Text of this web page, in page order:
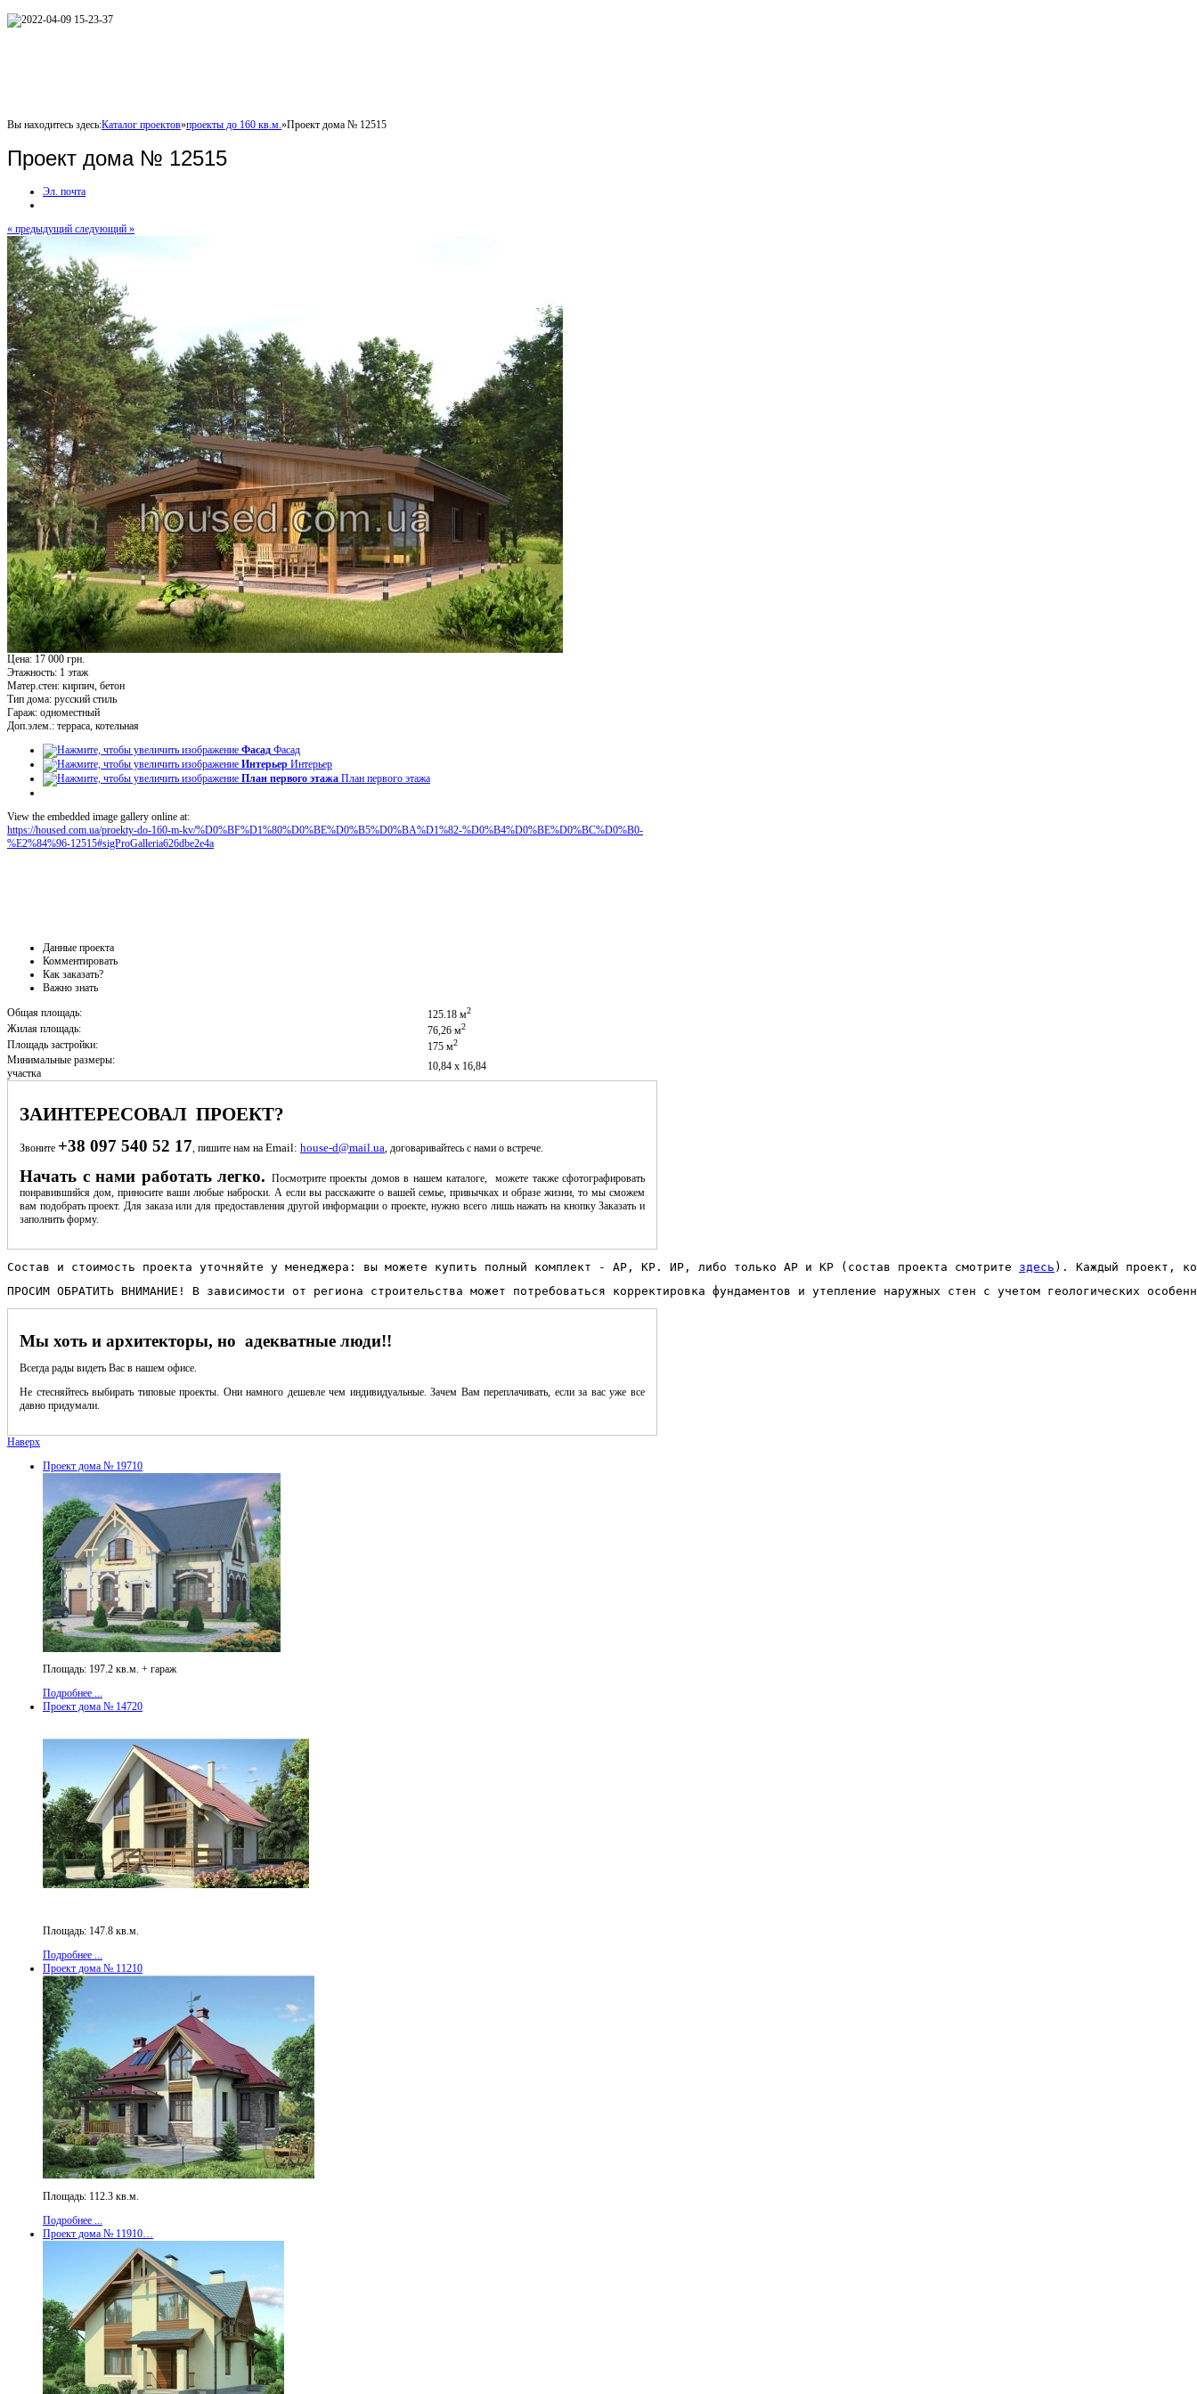
Вы находитесь здесь:Каталог проектов»проекты до 160 кв.м. »Проект дома № 12515
Проект дома № 12515
Эл. почта
« предыдущий следующий »
Цена: 17 000 грн.
Этажность: 1 этаж
Матер.стен: кирпич, бетон
Тип дома: русский стиль
Гараж: одноместный
Доп.элем.: терраса, котельная
Фасад Фасад
Интерьер Интерьер
План первого этажа План первого этажа
View the embedded image gallery online at:
https://housed.com.ua/proekty-do-160-m-kv/%D0%BF%D1%80%D0%BE%D0%B5%D0%BA%D1%82-%D0%B4%D0%BE%D0%BC%D0%B0-
%E2%84%96-12515#sigProGalleria626dbe2e4a
Данные проекта
Комментировать
Как заказать?
Важно знать
Общая площадь:
125.18 м2
Жилая площадь: 76,26 м2
Площадь застройки: 175 м2
Минимальные размеры:
участка
10,84 х 16,84
ЗАИНТЕРЕСОВАЛ ПРОЕКТ?
Звоните +38 097 540 52 17 , пишите нам на Email: house-d@mail.ua , договаривайтесь с нами о встрече.
Начать с нами работать легко. Посмотрите проекты домов в нашем каталоге, можете также сфотографировать
понравившийся дом, приносите ваши любые наброски. А если вы расскажите о вашей семье, привычках и образе жизни, то мы сможем
вам подобрать проект. Для заказа или для предоставления другой информации о проекте, нужно всего лишь нажать на кнопку Заказать и
заполнить форму.
Состав и стоимость проекта уточняйте у менеджера: вы можете купить полный комплект - АР, КР. ИР, либо только АР и КР (состав проекта смотрите здесь ). Каждый проект,
ПРОСИМ ОБРАТИТЬ ВНИМАНИЕ! В зависимости от региона строительства может потребоваться корректировка фундаментов и утепление наружных стен с учетом геологических
Мы хоть и архитекторы, но адекватные люди!!
Всегда рады видеть Вас в нашем офисе.
Не стесняйтесь выбирать типовые проекты. Они намного дешевле чем индивидуальные. Зачем Вам переплачивать, если за вас уже все
давно придумали.
Наверх
Проект дома № 19710
Площадь: 197.2 кв.м. + гараж
Подробнее ...
Проект дома № 14720
Площадь: 147.8 кв.м.
Подробнее ...
Проект дома № 11210
Площадь: 112.3 кв.м.
Подробнее ...
Проект дома № 11910…